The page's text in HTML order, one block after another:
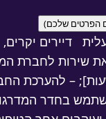
דיירים
שירות לחברת
– להערכת
בחדר